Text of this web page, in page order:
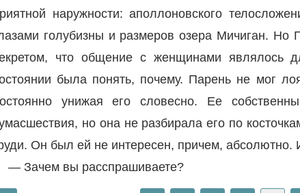
наружности: аполлоновского
голубизны и размеров озера Мичиган. Но
что общение с женщинами являлось
была понять, почему. Парень не мог
унижая его словесно. Ее
но она не разбирала его по
Он был ей не интересен, причем, абсолютно.
— Зачем вы расспрашиваете?